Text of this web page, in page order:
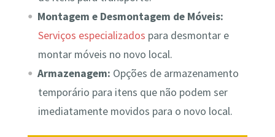
Montagem e Desmontagem de Móveis:
Serviços especializados para desmontar e
montar móveis no novo local.
Armazenagem: Opções de armazenamento
temporário para itens que não podem ser
imediatamente movidos para o novo local.